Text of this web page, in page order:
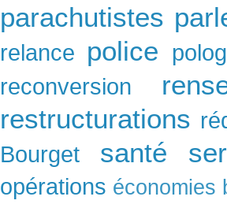
parachutistes
relance police
reconversion
restructurations
Bourget
santé
opérations économies